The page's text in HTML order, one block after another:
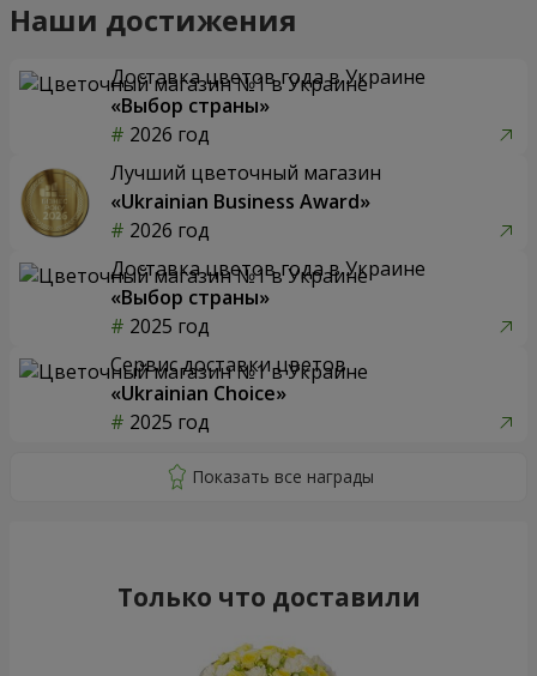
Наши достижения
Доставка цветов года в Украине
«Выбор страны»
2026 год
Лучший цветочный магазин
«Ukrainian Business Award»
2026 год
Доставка цветов года в Украине
«Выбор страны»
2025 год
Сервис доставки цветов
«Ukrainian Choice»
2025 год
Только что доставили